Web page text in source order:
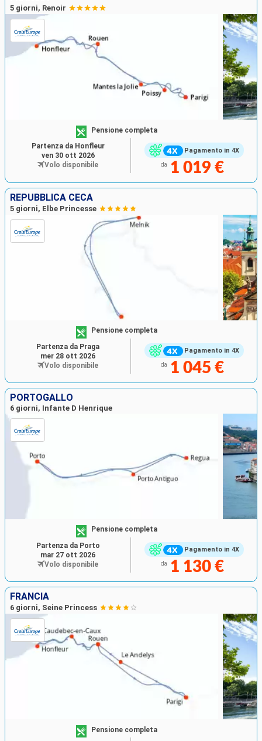
5 giorni, Renoir
Pagamento in 4X
Pensione completa
da 1 019 €
Partenza da Honfleur
ven 30 ott 2026
Volo disponibile
REPUBBLICA CECA
5 giorni, Elbe Princesse
Pagamento in 4X
Pensione completa
da 1 045 €
Partenza da Praga
mer 28 ott 2026
Volo disponibile
PORTOGALLO
6 giorni, Infante D Henrique
Pagamento in 4X
Pensione completa
da 1 130 €
Partenza da Porto
mar 27 ott 2026
Volo disponibile
FRANCIA
6 giorni, Seine Princess
Pensione completa